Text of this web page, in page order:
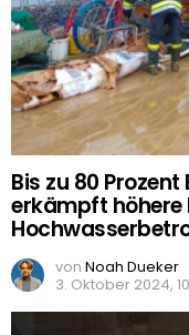
Bis zu 80
erkämpft höhere
von Noah Dueker
3. Oktober 2024,